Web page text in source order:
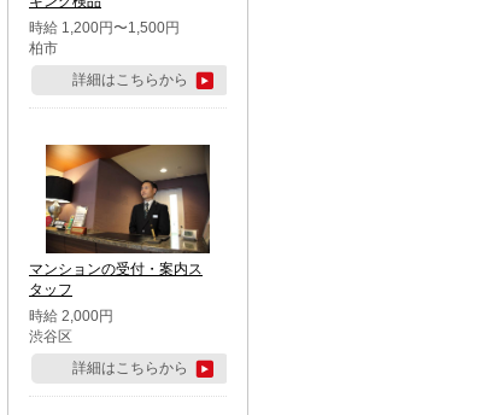
時給 1,200円〜1,500円
柏市
詳細はこちらから
マンションの受付・案内ス
タッフ
時給 2,000円
渋谷区
詳細はこちらから